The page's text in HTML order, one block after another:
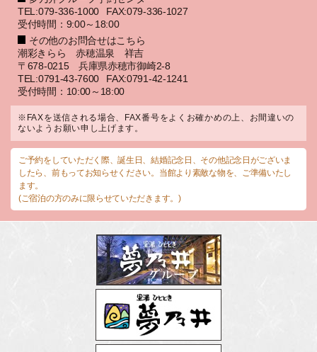
TEL:079-336-1000
FAX:079-336-1027
受付時間：9:00～18:00
その他のお問合せはこちら
潮彩きらら 赤穂温泉 祥吉
〒678-0215 兵庫県赤穂市御崎2-8
TEL:0791-43-7600
FAX:0791-42-1241
受付時間：10:00～18:00
※FAXを送信される場合、FAX番号をよくお確かめの上、お間違いの
ないようお願い申し上げます。
ご予約をしていただく際、誕生日、結婚記念日、その他記念日がございま
したら、前もってお知らせください。当館より素敵な物を、ご準備いたし
ます。
(ご宿泊の方のみに限らせていただきます。)